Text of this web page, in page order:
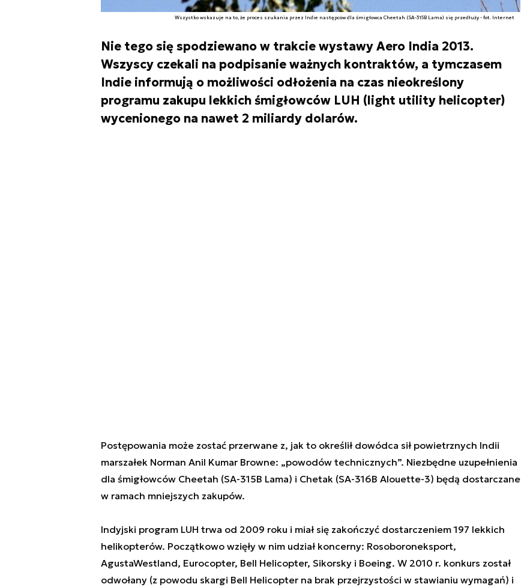
Wszystko wskazuje na to, że proces szukania przez Indie następców dla śmigłowca Cheetah (SA-315B Lama) się przedłuży - fot. Internet
Nie tego się spodziewano w trakcie wystawy Aero India 2013.
Wszyscy czekali na podpisanie ważnych kontraktów, a tymczasem
Indie informują o możliwości odłożenia na czas nieokreślony
programu zakupu lekkich śmigłowców LUH (light utility helicopter)
wycenionego na nawet 2 miliardy dolarów.
Postępowania może zostać przerwane z, jak to określił dowódca sił powietrznych Indii
marszałek Norman Anil Kumar Browne: „powodów technicznych”. Niezbędne uzupełnienia
dla śmigłowców Cheetah (SA-315B Lama) i Chetak (SA-316B Alouette-3) będą dostarczane
w ramach mniejszych zakupów.
Indyjski program LUH trwa od 2009 roku i miał się zakończyć dostarczeniem 197 lekkich
helikopterów. Początkowo wzięły w nim udział koncerny: Rosoboroneksport,
AgustaWestland, Eurocopter, Bell Helicopter, Sikorsky i Boeing. W 2010 r. konkurs został
odwołany (z powodu skargi Bell Helicopter na brak przejrzystości w stawianiu wymagań) i